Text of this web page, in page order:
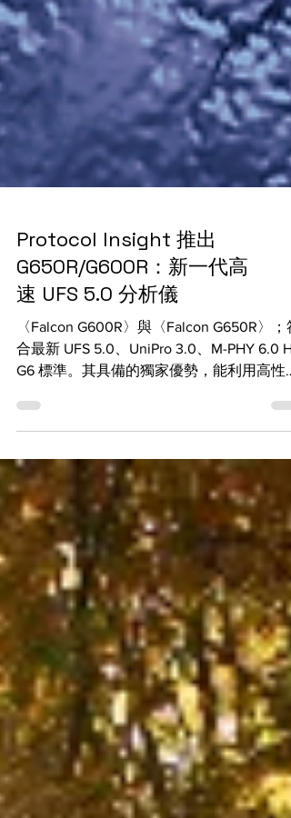
Protocol Insight 推出
G650R/G600R：新一代高
速 UFS 5.0 分析儀
〈Falcon G600R〉與〈Falcon G650R〉；
合最新 UFS 5.0、UniPro 3.0、M-PHY 6.0
損耗的 PAM-4 和 PAM-2 眼圖，即使在不使
FEC 的情況下，將 M-PHY 6.0 HS-G6 的原生
誤碼率 1E-6 提升至 1E-15。這些補償引擎提
即時鏈路阻抗、原始訊號數據、眼圖品質和
噪比（SNR）資訊。恢復的資料被轉換為資
包格式，並以UFS、TFS 和 UniPro 格式顯示
協定資料包。